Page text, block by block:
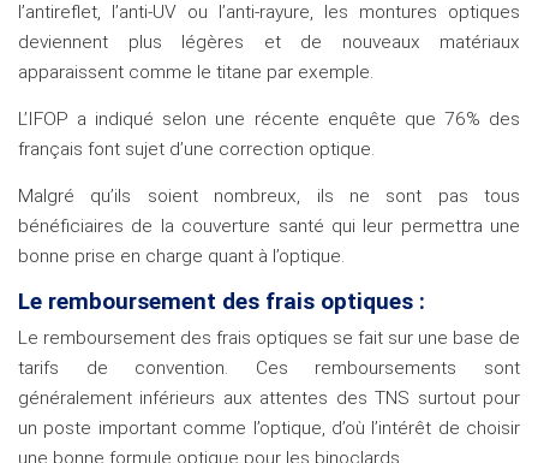
l’antireflet, l’anti-UV ou l’anti-rayure, les montures optiques
deviennent plus légères et de nouveaux matériaux
apparaissent comme le titane par exemple.
L’IFOP a indiqué selon une récente enquête que 76% des
français font sujet d’une correction optique.
Malgré qu’ils soient nombreux, ils ne sont pas tous
bénéficiaires de la couverture santé qui leur permettra une
bonne prise en charge quant à l’optique.
Le remboursement des frais optiques :
Le remboursement des frais optiques se fait sur une base de
tarifs de convention. Ces remboursements sont
généralement inférieurs aux attentes des TNS surtout pour
un poste important comme l’optique, d’où l’intérêt de choisir
une bonne formule optique pour les binoclards.